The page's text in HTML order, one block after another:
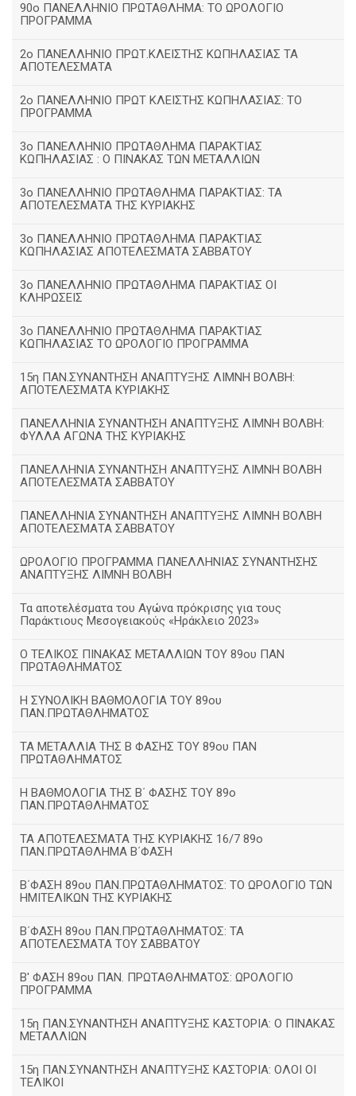
90ο ΠΑΝΕΛΛΗΝΙΟ ΠΡΩΤΑΘΛΗΜΑ: ΤΟ ΩΡΟΛΟΓΙΟ
ΠΡΟΓΡΑΜΜΑ
2ο ΠΑΝΕΛΛΗΝΙΟ ΠΡΩΤ.ΚΛΕΙΣΤΗΣ ΚΩΠΗΛΑΣΙΑΣ ΤΑ
ΑΠΟΤΕΛΕΣΜΑΤΑ
2ο ΠΑΝΕΛΛΗΝΙΟ ΠΡΩΤ ΚΛΕΙΣΤΗΣ ΚΩΠΗΛΑΣΙΑΣ: ΤΟ
ΠΡΟΓΡΑΜΜΑ
3ο ΠΑΝΕΛΛΗΝΙΟ ΠΡΩΤΑΘΛΗΜΑ ΠΑΡΑΚΤΙΑΣ
ΚΩΠΗΛΑΣΙΑΣ : Ο ΠΙΝΑΚΑΣ ΤΩΝ ΜΕΤΑΛΛΙΩΝ
3o ΠΑΝΕΛΛΗΝΙΟ ΠΡΩΤΑΘΛΗΜΑ ΠΑΡΑΚΤΙΑΣ: ΤΑ
ΑΠΟΤΕΛΕΣΜΑΤΑ ΤΗΣ ΚΥΡΙΑΚΗΣ
3ο ΠΑΝΕΛΛΗΝΙΟ ΠΡΩΤΑΘΛΗΜΑ ΠΑΡΑΚΤΙΑΣ
ΚΩΠΗΛΑΣΙΑΣ ΑΠΟΤΕΛΕΣΜΑΤΑ ΣΑΒΒΑΤΟΥ
3ο ΠΑΝΕΛΛΗΝΙΟ ΠΡΩΤΑΘΛΗΜΑ ΠΑΡΑΚΤΙΑΣ ΟΙ
ΚΛΗΡΩΣΕΙΣ
3ο ΠΑΝΕΛΛΗΝΙΟ ΠΡΩΤΑΘΛΗΜΑ ΠΑΡΑΚΤΙΑΣ
ΚΩΠΗΛΑΣΙΑΣ ΤΟ ΩΡΟΛΟΓΙΟ ΠΡΟΓΡΑΜΜΑ
15η ΠΑΝ.ΣΥΝΑΝΤΗΣΗ ΑΝΑΠΤΥΞΗΣ ΛΙΜΝΗ ΒΟΛΒΗ:
ΑΠΟΤΕΛΕΣΜΑΤΑ ΚΥΡΙΑΚΗΣ
ΠΑΝΕΛΛΗΝΙΑ ΣΥΝΑΝΤΗΣΗ ΑΝΑΠΤΥΞΗΣ ΛΙΜΝΗ ΒΟΛΒΗ:
ΦΥΛΛΑ ΑΓΩΝΑ ΤΗΣ ΚΥΡΙΑΚΗΣ
ΠΑΝΕΛΛΗΝΙΑ ΣΥΝΑΝΤΗΣΗ ΑΝΑΠΤΥΞΗΣ ΛΙΜΝΗ ΒΟΛΒΗ
ΑΠΟΤΕΛΕΣΜΑΤΑ ΣΑΒΒΑΤΟΥ
ΠΑΝΕΛΛΗΝΙΑ ΣΥΝΑΝΤΗΣΗ ΑΝΑΠΤΥΞΗΣ ΛΙΜΝΗ ΒΟΛΒΗ
ΑΠΟΤΕΛΕΣΜΑΤΑ ΣΑΒΒΑΤΟΥ
ΩΡΟΛΟΓΙΟ ΠΡΟΓΡΑΜΜΑ ΠΑΝΕΛΛΗΝΙΑΣ ΣΥΝΑΝΤΗΣΗΣ
ΑΝΑΠΤΥΞΗΣ ΛΙΜΝΗ ΒΟΛΒΗ
Τα αποτελέσματα του Αγώνα πρόκρισης για τους
Παράκτιους Μεσογειακούς «Ηράκλειο 2023»
Ο ΤΕΛΙΚΟΣ ΠΙΝΑΚΑΣ ΜΕΤΑΛΛΙΩΝ ΤΟΥ 89ου ΠΑΝ
ΠΡΩΤΑΘΛΗΜΑΤΟΣ
Η ΣΥΝΟΛΙΚΗ ΒΑΘΜΟΛΟΓΙΑ ΤΟΥ 89ου
ΠΑΝ.ΠΡΩΤΑΘΛΗΜΑΤΟΣ
ΤΑ ΜΕΤΑΛΛΙΑ ΤΗΣ Β ΦΑΣΗΣ ΤΟΥ 89ου ΠΑΝ
ΠΡΩΤΑΘΛΗΜΑΤΟΣ
H ΒΑΘΜΟΛΟΓΙΑ ΤΗΣ Β΄ ΦΑΣΗΣ ΤΟΥ 89ο
ΠΑΝ.ΠΡΩΤΑΘΛΗΜΑΤΟΣ
ΤΑ ΑΠΟΤΕΛΕΣΜΑΤΑ ΤΗΣ ΚΥΡΙΑΚΗΣ 16/7 89ο
ΠΑΝ.ΠΡΩΤΑΘΛΗΜΑ Β΄ΦΑΣΗ
Β΄ΦΑΣΗ 89ου ΠΑΝ.ΠΡΩΤΑΘΛΗΜΑΤΟΣ: ΤΟ ΩΡΟΛΟΓΙΟ ΤΩΝ
ΗΜΙΤΕΛΙΚΩΝ ΤΗΣ ΚΥΡΙΑΚΗΣ
Β΄ΦΑΣΗ 89ου ΠΑΝ.ΠΡΩΤΑΘΛΗΜΑΤΟΣ: ΤΑ
ΑΠΟΤΕΛΕΣΜΑΤΑ ΤΟΥ ΣΑΒΒΑΤΟΥ
Β' ΦΑΣΗ 89ου ΠΑΝ. ΠΡΩΤΑΘΛΗΜΑΤΟΣ: ΩΡΟΛΟΓΙΟ
ΠΡΟΓΡΑΜΜΑ
15η ΠΑΝ.ΣΥΝΑΝΤΗΣΗ ΑΝΑΠΤΥΞΗΣ ΚΑΣΤΟΡΙΑ: Ο ΠΙΝΑΚΑΣ
ΜΕΤΑΛΛΙΩΝ
15η ΠΑΝ.ΣΥΝΑΝΤΗΣΗ ΑΝΑΠΤΥΞΗΣ ΚΑΣΤΟΡΙΑ: ΟΛΟΙ ΟΙ
ΤΕΛΙΚΟΙ